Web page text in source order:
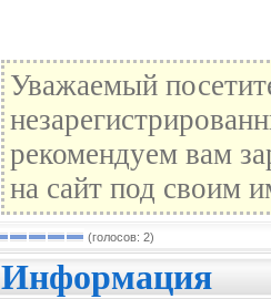
Уважаемый
рекомендуем вам
на сайт под своим
(голосов: 2)
Информация